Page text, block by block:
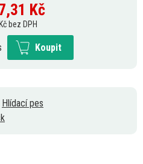
Kč
bez DPH
Koupit
Hlídací pes